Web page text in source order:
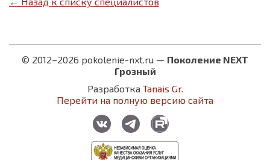
© 2012–2026 pokolenie-nxt.ru — Поколение NEXT
Грозный
Разработка Tanais Gr.
Перейти на полную версию сайта